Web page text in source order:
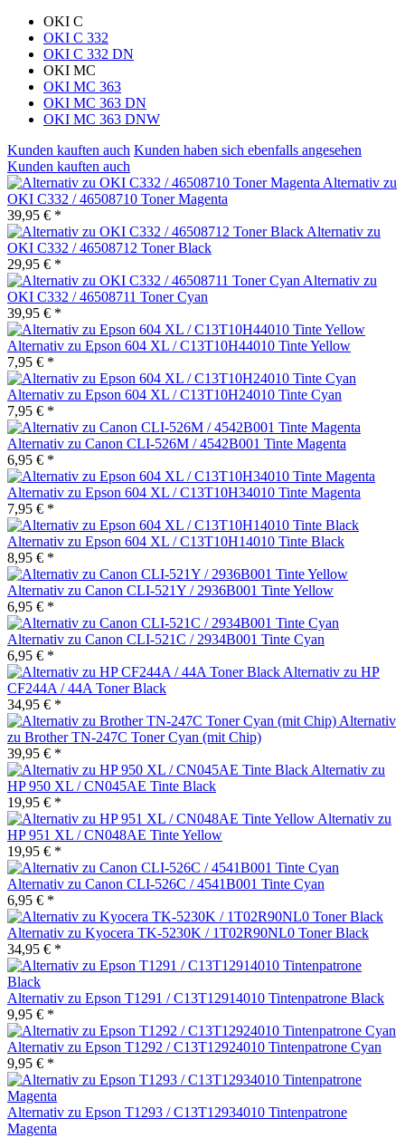
OKI C
OKI C 332
OKI C 332 DN
OKI MC
OKI MC 363
OKI MC 363 DN
OKI MC 363 DNW
Kunden kauften auch Kunden haben sich ebenfalls angesehen
Kunden kauften auch
Alternativ zu
OKI C332 / 46508710 Toner Magenta
39,95 € *
Alternativ zu
OKI C332 / 46508712 Toner Black
29,95 € *
Alternativ zu
OKI C332 / 46508711 Toner Cyan
39,95 € *
Alternativ zu Epson 604 XL / C13T10H44010 Tinte Yellow
7,95 € *
Alternativ zu Epson 604 XL / C13T10H24010 Tinte Cyan
7,95 € *
Alternativ zu Canon CLI-526M / 4542B001 Tinte Magenta
6,95 € *
Alternativ zu Epson 604 XL / C13T10H34010 Tinte Magenta
7,95 € *
Alternativ zu Epson 604 XL / C13T10H14010 Tinte Black
8,95 € *
Alternativ zu Canon CLI-521Y / 2936B001 Tinte Yellow
6,95 € *
Alternativ zu Canon CLI-521C / 2934B001 Tinte Cyan
6,95 € *
Alternativ zu HP
CF244A / 44A Toner Black
34,95 € *
Alternativ
zu Brother TN-247C Toner Cyan (mit Chip)
39,95 € *
Alternativ zu
HP 950 XL / CN045AE Tinte Black
19,95 € *
Alternativ zu
HP 951 XL / CN048AE Tinte Yellow
19,95 € *
Alternativ zu Canon CLI-526C / 4541B001 Tinte Cyan
6,95 € *
Alternativ zu Kyocera TK-5230K / 1T02R90NL0 Toner Black
34,95 € *
Alternativ zu Epson T1291 / C13T12914010 Tintenpatrone Black
9,95 € *
Alternativ zu Epson T1292 / C13T12924010 Tintenpatrone Cyan
9,95 € *
Alternativ zu Epson T1293 / C13T12934010 Tintenpatrone
Magenta